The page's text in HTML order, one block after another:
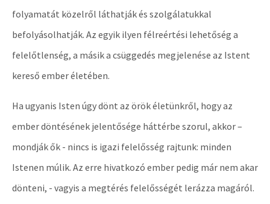
folyamatát közelről láthatják és szolgálatukkal
befolyásolhatják. Az egyik ilyen félreértési lehetőség a
felelőtlenség, a másik a csüggedés megjelenése az Istent
kereső ember életében.
Ha ugyanis Isten úgy dönt az örök életünkről, hogy az
ember döntésének jelentősége háttérbe szorul, akkor –
mondják ők - nincs is igazi felelősség rajtunk: minden
Istenen múlik. Az erre hivatkozó ember pedig már nem akar
dönteni, - vagyis a megtérés felelősségét lerázza magáról.